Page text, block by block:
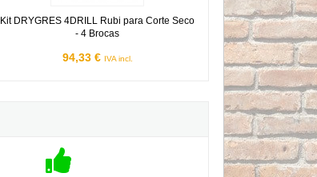
Kit DRYGRES 4DRILL Rubi para Corte Seco
- 4 Brocas
94,33 € IVA incl.